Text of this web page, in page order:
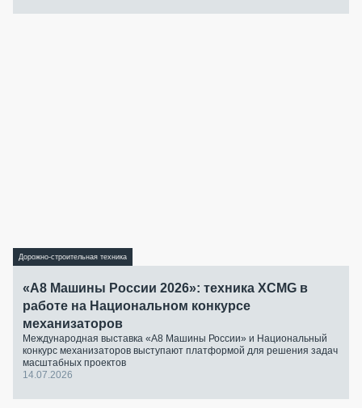
Дорожно-строительная техника
«А8 Машины России 2026»: техника XCMG в
работе на Национальном конкурсе
механизаторов
Международная выставка «А8 Машины России» и Национальный
конкурс механизаторов выступают платформой для решения задач
масштабных проектов
14.07.2026